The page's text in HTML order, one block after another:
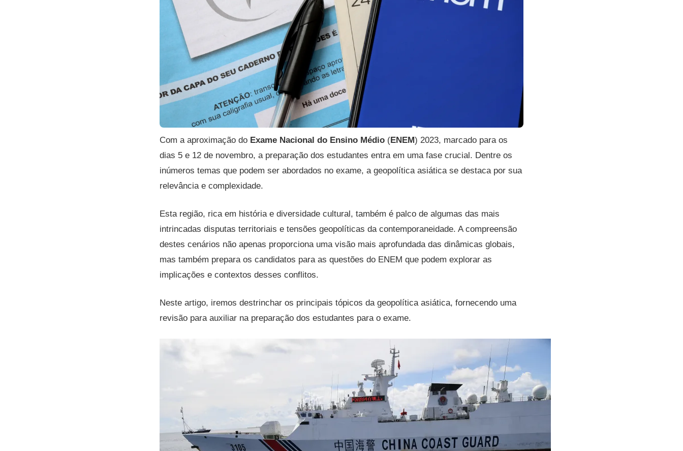
Com a aproximação do Exame Nacional do Ensino Médio (ENEM) 2023, marcado para os
dias 5 e 12 de novembro, a preparação dos estudantes entra em uma fase crucial. Dentre os
inúmeros temas que podem ser abordados no exame, a geopolítica asiática se destaca por sua
relevância e complexidade.
Esta região, rica em história e diversidade cultural, também é palco de algumas das mais
intrincadas disputas territoriais e tensões geopolíticas da contemporaneidade. A compreensão
destes cenários não apenas proporciona uma visão mais aprofundada das dinâmicas globais,
mas também prepara os candidatos para as questões do ENEM que podem explorar as
implicações e contextos desses conflitos.
Neste artigo, iremos destrinchar os principais tópicos da geopolítica asiática, fornecendo uma
revisão para auxiliar na preparação dos estudantes para o exame.